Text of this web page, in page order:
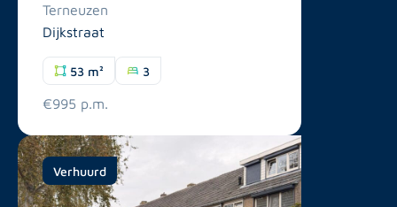
Terneuzen
Dijkstraat
53 m² 3
€995 p.m.
Verhuurd